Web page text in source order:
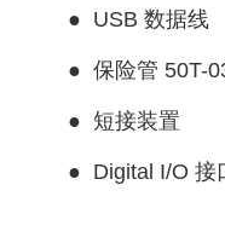
● USB 数据线
● 保险管 50T-
● 短接装置
● Digital I/O 接